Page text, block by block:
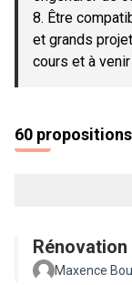
8. Être
et grands
cours et à venir
60 propositions
Maxence